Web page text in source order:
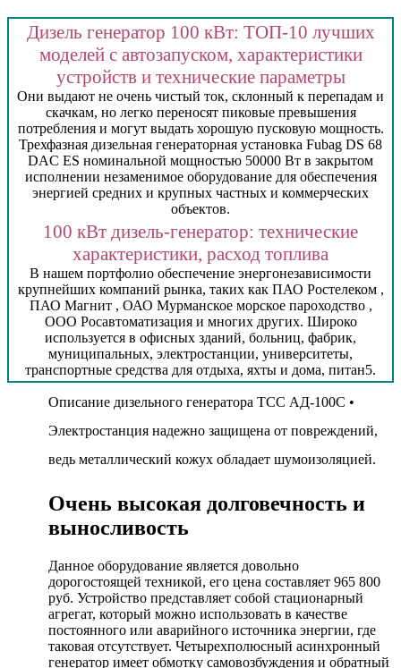
Дизель генератор 100 кВт: ТОП-10 лучших
моделей с автозапуском, характеристики
устройств и технические параметры
Они выдают не очень чистый ток, склонный к перепадам и
скачкам, но легко переносят пиковые превышения
потребления и могут выдать хорошую пусковую мощность.
Трехфазная дизельная генераторная установка Fubag DS 68
DAC ES номинальной мощностью 50000 Вт в закрытом
исполнении незаменимое оборудование для обеспечения
энергией средних и крупных частных и коммерческих
объектов.
100 кВт дизель-генератор: технические
характеристики, расход топлива
В нашем портфолио обеспечение энергонезависимости
крупнейших компаний рынка, таких как ПАО Ростелеком ,
ПАО Магнит , ОАО Мурманское морское пароходство ,
ООО Росавтоматизация и многих других. Широко
используется в офисных зданий, больниц, фабрик,
муниципальных, электростанции, университеты,
транспортные средства для отдыха, яхты и дома, питан5.
Описание дизельного генератора ТСС АД-100С •
Электростанция надежно защищена от повреждений,
ведь металлический кожух обладает шумоизоляцией.
Очень высокая долговечность и
выносливость
Данное оборудование является довольно
дорогостоящей техникой, его цена составляет 965 800
руб. Устройство представляет собой стационарный
агрегат, который можно использовать в качестве
постоянного или аварийного источника энергии, где
таковая отсутствует. Четырехполюсный асинхронный
генератор имеет обмотку самовозбуждения и обратный